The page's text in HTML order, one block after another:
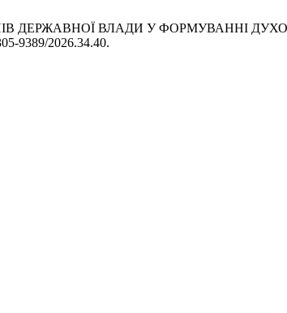
ДЕРЖАВНОЇ ВЛАДИ У ФОРМУВАННІ
9389/2026.34.40.